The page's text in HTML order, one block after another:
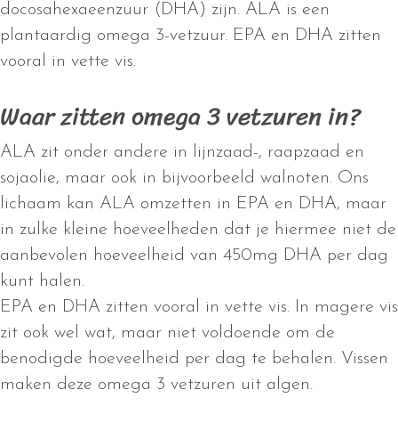
docosahexaeenzuur (DHA) zijn. ALA is een
plantaardig omega 3-vetzuur. EPA en DHA zitten
vooral in vette vis.
Waar zitten omega 3 vetzuren in?
ALA zit onder andere in lijnzaad-, raapzaad en
sojaolie, maar ook in bijvoorbeeld walnoten. Ons
lichaam kan ALA omzetten in EPA en DHA, maar
in zulke kleine hoeveelheden dat je hiermee niet de
aanbevolen hoeveelheid van 450mg DHA per dag
kunt halen.
EPA en DHA zitten vooral in vette vis. In magere vis
zit ook wel wat, maar niet voldoende om de
benodigde hoeveelheid per dag te behalen. Vissen
maken deze omega 3 vetzuren uit algen.